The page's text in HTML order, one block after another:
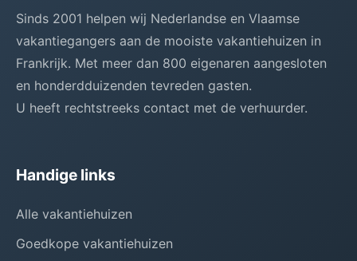
Sinds 2001 helpen wij Nederlandse en Vlaamse
vakantiegangers aan de mooiste vakantiehuizen in
Frankrijk. Met meer dan 800 eigenaren aangesloten
en honderdduizenden tevreden gasten.
U heeft rechtstreeks contact met de verhuurder.
Handige links
Alle vakantiehuizen
Goedkope vakantiehuizen